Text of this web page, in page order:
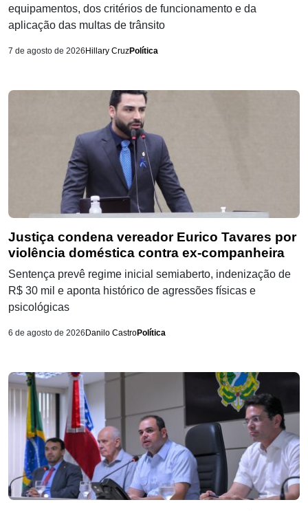
equipamentos, dos critérios de funcionamento e da
aplicação das multas de trânsito
7 de agosto de 2026 Hillary CruzPolítica
Justiça condena vereador Eurico Tavares por
violência doméstica contra ex-companheira
Sentença prevê regime inicial semiaberto, indenização de
R$ 30 mil e aponta histórico de agressões físicas e
psicológicas
6 de agosto de 2026 Danilo CastroPolítica